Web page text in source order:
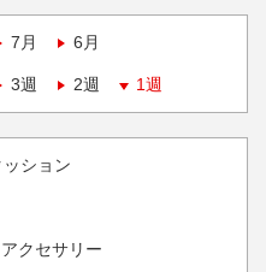
7月 6月
3週 2週 1週
ション
クセサリー